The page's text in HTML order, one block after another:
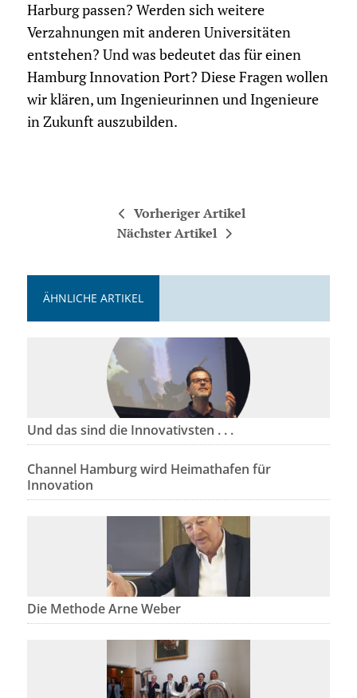
Harburg passen? Werden sich weitere
Verzahnungen mit anderen Universitäten
entstehen? Und was bedeutet das für einen
Hamburg Innovation Port? Diese Fragen wollen
wir klären, um Ingenieurinnen und Ingenieure
in Zukunft auszubilden.
Vorheriger Artikel
Nächster Artikel
ÄHNLICHE ARTIKEL
Und das sind die Innovativsten . . .
Channel Hamburg wird Heimathafen für
Innovation
Die Methode Arne Weber